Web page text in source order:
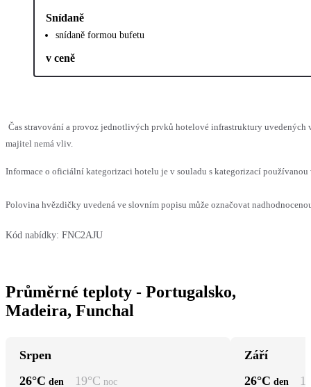
Snídaně
snídaně formou bufetu
v ceně
Čas stravování a provoz jednotlivých prvků hotelové infrastruktury uvedených
majitel nemá vliv.
Informace o oficiální kategorizaci hotelu je v souladu s kategorizací
Polovina hvězdičky uvedená ve slovním popisu může označovat
Kód nabídky: FNC2AJU
Průměrné teploty - Portugalsko,
Madeira, Funchal
Srpen
26°C den 19°C noc
Září
26°C den